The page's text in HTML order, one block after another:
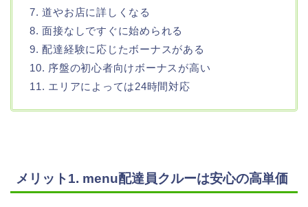
7. 道やお店に詳しくなる
8. 面接なしですぐに始められる
9. 配達経験に応じたボーナスがある
10. 序盤の初心者向けボーナスが高い
11. エリアによっては24時間対応
メリット1. menu配達員クルーは安心の高単価